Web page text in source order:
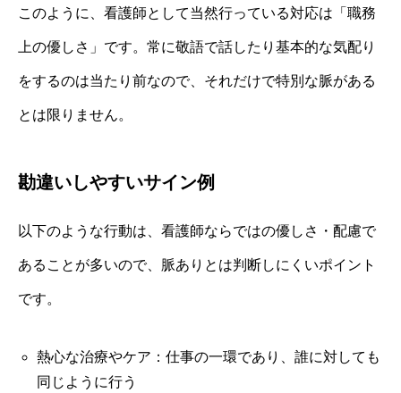
このように、看護師として当然行っている対応は「職務
上の優しさ」です。常に敬語で話したり基本的な気配り
をするのは当たり前なので、それだけで特別な脈がある
とは限りません。
勘違いしやすいサイン例
以下のような行動は、看護師ならではの優しさ・配慮で
あることが多いので、脈ありとは判断しにくいポイント
です。
熱心な治療やケア：仕事の一環であり、誰に対しても
同じように行う